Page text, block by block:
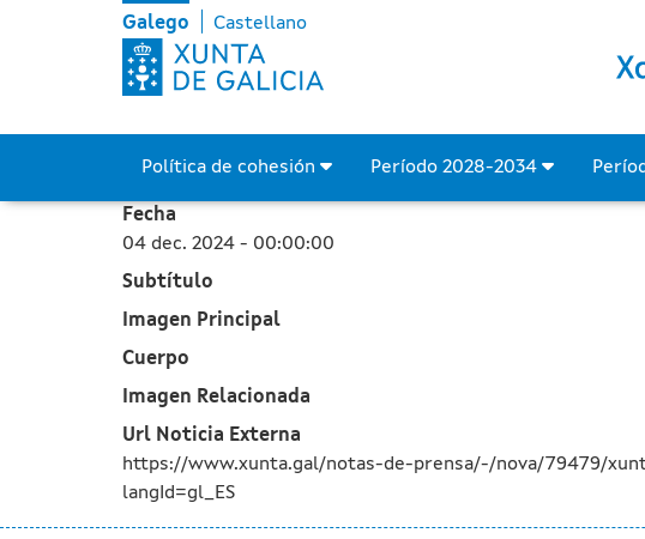
A Xunta abre unha nova
Skip to Main Content
Galego Castellano
Política de cohesión Período 2028-2034
Fecha
04 dec. 2024 - 00:00:00
Subtítulo
Imagen Principal
Cuerpo
Imagen Relacionada
Url Noticia Externa
https://www.xunta.gal/notas-de-prensa/-/nova/79479/
langId=gl_ES